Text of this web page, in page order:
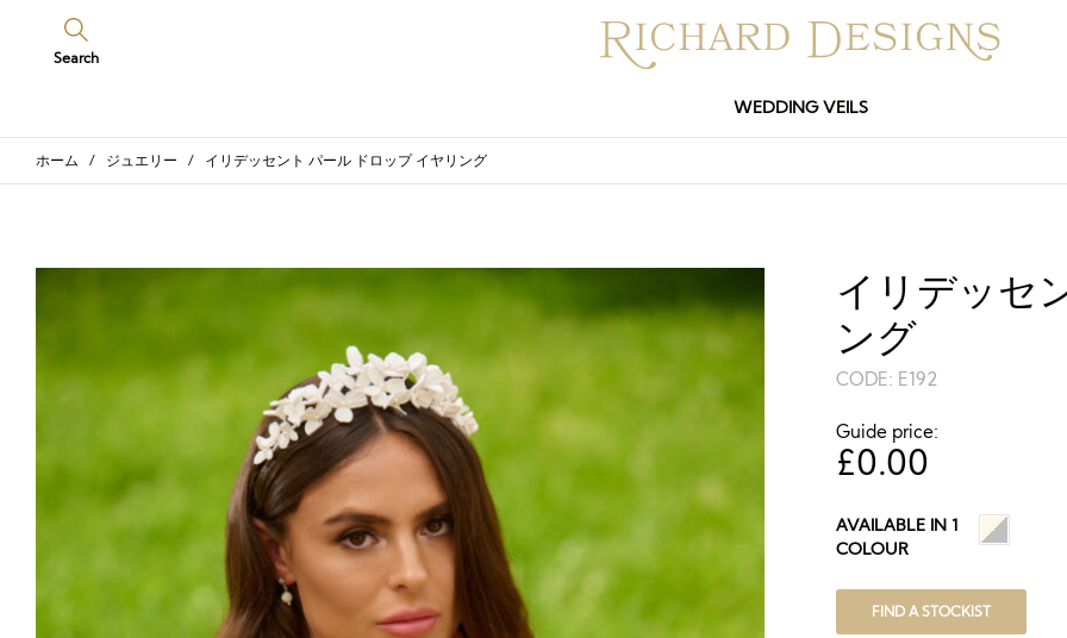
Search
WEDDING VEILS
ホーム / ジュエリー / イリデッセント パール ドロップ イヤリング
イリデッセ
ング
CODE: E192
Guide price:
£0.00
AVAILABLE IN 1
COLOUR
FIND A STOCKIST